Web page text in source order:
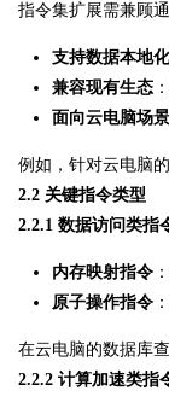
指令集扩展需兼顾
支持数据本地
兼容现有生态
面向云电脑场
例如，针对云电脑
2.2 关键指令类型
2.2.1 数据访问类指
内存映射指令
原子操作指令
在云电脑的数据库
2.2.2 计算加速类指